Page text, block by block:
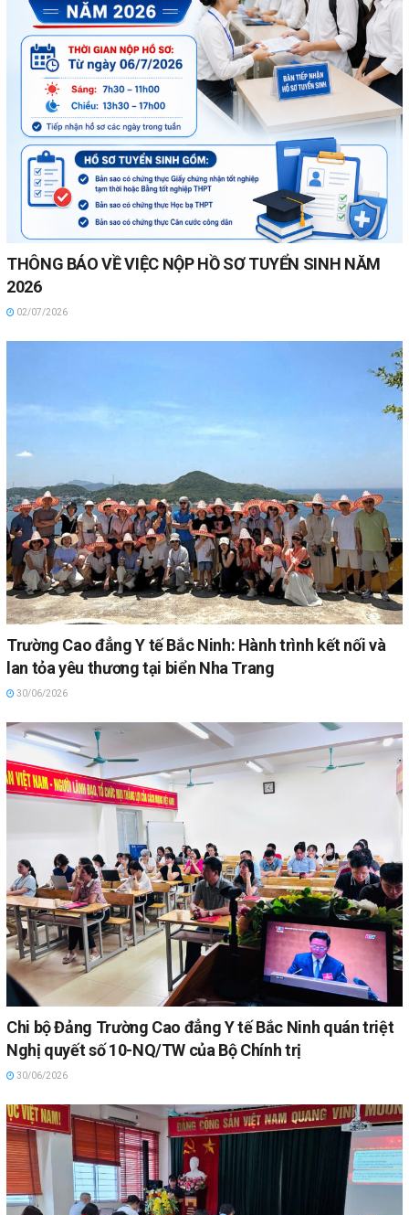
THÔNG BÁO VỀ VIỆC NỘP HỒ SƠ TUYỂN SINH NĂM
2026
02/07/2026
Trường Cao đẳng Y tế Bắc Ninh: Hành trình kết nối và
lan tỏa yêu thương tại biển Nha Trang
30/06/2026
Chi bộ Đảng Trường Cao đẳng Y tế Bắc Ninh quán triệt
Nghị quyết số 10-NQ/TW của Bộ Chính trị
30/06/2026